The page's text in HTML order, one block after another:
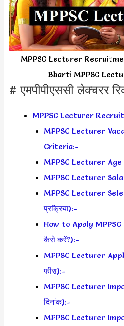
MPPSC Lecturer
Bharti MPPSC
# एमपीपीएससी लेक्चरर
MPPSC Lecturer
MPPSC Lecturer
Criteria:-
MPPSC Lecturer
MPPSC Lecturer
MPPSC Lecturer
प्रक्रिया):-
How to Apply
कैसे करें?):-
MPPSC Lecturer
फीस):-
MPPSC Lecturer
दिनांक):-
MPPSC Lecturer